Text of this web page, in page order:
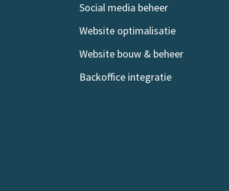
Social media beheer
Website optimalisatie
Website bouw & beheer
Backoffice integratie